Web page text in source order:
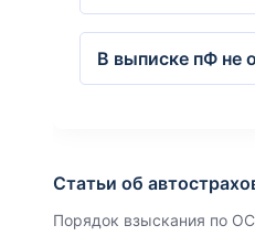
В выписке пФ не
Статьи об
Порядок взыскания по